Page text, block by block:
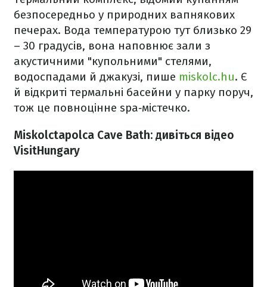
безпосередньо у природних вапнякових
печерах. Вода температурою тут близько 29
– 30 градусів, вона наповнює зали з
акустичними "купольними" стелями,
водоспадами й джакузі, пише miskolc.hu. Є
й відкриті термальні басейни у парку поруч,
тож це повноцінне spa‑містечко.
Miskolctapolca Cave Bath: дивіться відео
VisitHungary